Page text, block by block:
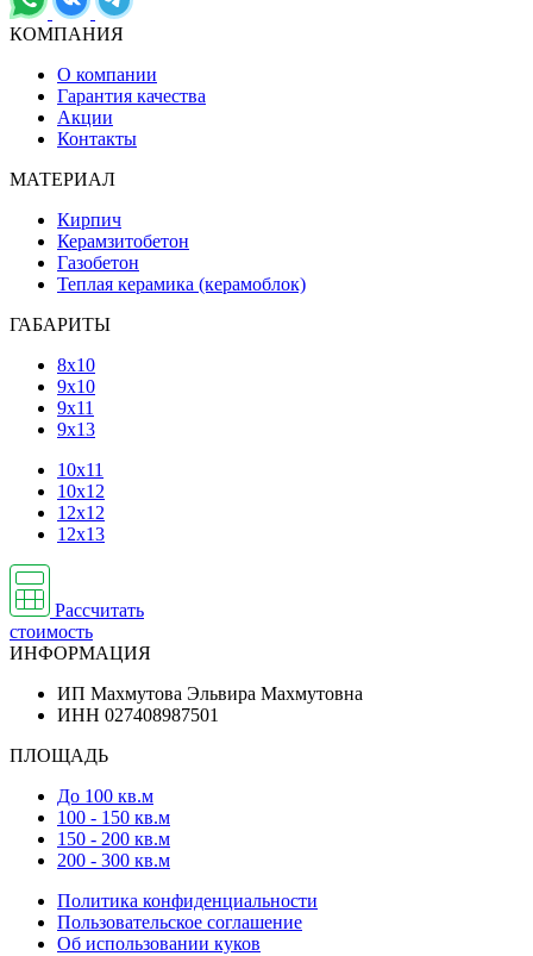
КОМПАНИЯ
О компании
Гарантия качества
Акции
Контакты
МАТЕРИАЛ
Кирпич
Керамзитобетон
Газобетон
Теплая керамика (керамоблок)
ГАБАРИТЫ
8х10
9х10
9х11
9х13
10х11
10х12
12х12
12х13
Рассчитать
стоимость
ИНФОРМАЦИЯ
ИП Махмутова Эльвира Махмутовна
ИНН 027408987501
ПЛОЩАДЬ
До 100 кв.м
100 - 150 кв.м
150 - 200 кв.м
200 - 300 кв.м
Политика конфиденциальности
Пользовательское соглашение
Об использовании куков